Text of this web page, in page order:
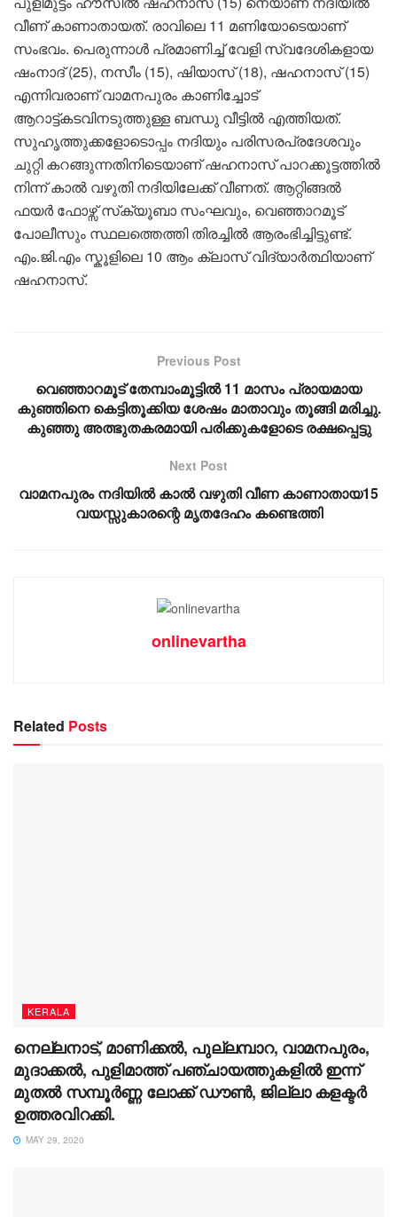
വീണ് കാണാതായത്. രാവിലെ 11 മണിയോടെയാണ്
സംഭവം. പെരുന്നാൾ പ്രമാണിച്ച് വേളി സ്വദേശികളായ
ഷംനാദ് (25), നസീം (15), ഷിയാസ് (18), ഷഹനാസ് (15)
എന്നിവരാണ് വാമനപുരം കാണിച്ചോട്
ആറാട്ട്കടവിനടുത്തുള്ള ബന്ധു വീട്ടിൽ എത്തിയത്.
സുഹൃത്തുക്കളോടൊപ്പം നദിയും പരിസരപ്രദേശവും
ചുറ്റി കറങ്ങുന്നതിനിടെയാണ് ഷഹനാസ് പാറക്കൂട്ടത്തിൽ
നിന്ന് കാൽ വഴുതി നദിയിലേക്ക് വീണത്. ആറ്റിങ്ങൽ
ഫയർ ഫോഴ്സ് സ്‌ക്യൂബാ സംഘവും, വെഞ്ഞാറമൂട്
പോലീസും സ്ഥലത്തെത്തി തിരച്ചിൽ ആരംഭിച്ചിട്ടുണ്ട്.
എം.ജി.എം സ്കൂളിലെ 10 ആം ക്ലാസ് വിദ്യാർത്ഥിയാണ്
ഷഹനാസ്.
Previous Post
വെഞ്ഞാറമൂട് തേമ്പാംമൂട്ടിൽ 11 മാസം പ്രായമായ
കുഞ്ഞിനെ കെട്ടിതൂക്കിയ ശേഷം മാതാവും തൂങ്ങി മരിച്ചു.
കുഞ്ഞു അത്ഭുതകരമായി പരിക്കുകളോടെ രക്ഷപ്പെട്ടു
Next Post
വാമനപുരം നദിയിൽ കാൽ വഴുതി വീണ കാണാതായ15
വയസ്സുകാരന്റെ മൃതദേഹം കണ്ടെത്തി
onlinevartha
Related Posts
KERALA
നെല്ലനാട്, മാണിക്കൽ, പുല്ലമ്പാറ, വാമനപുരം,
മുദാക്കൽ, പുളിമാത്ത് പഞ്ചായത്തുകളിൽ ഇന്ന്
മുതൽ സമ്പൂർണ്ണ ലോക്ക് ഡൗൺ, ജില്ലാ കളക്ടർ
ഉത്തരവിറക്കി.
MAY 29, 2020